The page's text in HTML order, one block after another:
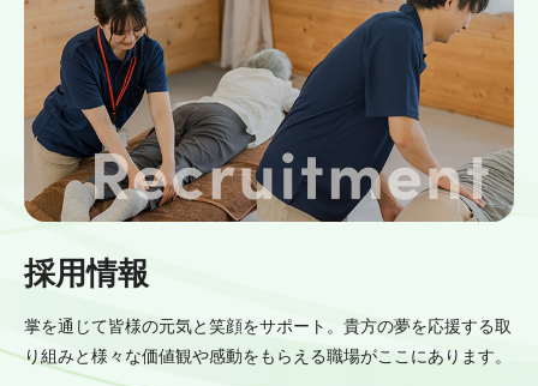
採用情報
掌を通じて皆様の元気と笑顔をサポート。貴方の夢を応援する取
り組みと様々な価値観や感動をもらえる職場がここにあります。